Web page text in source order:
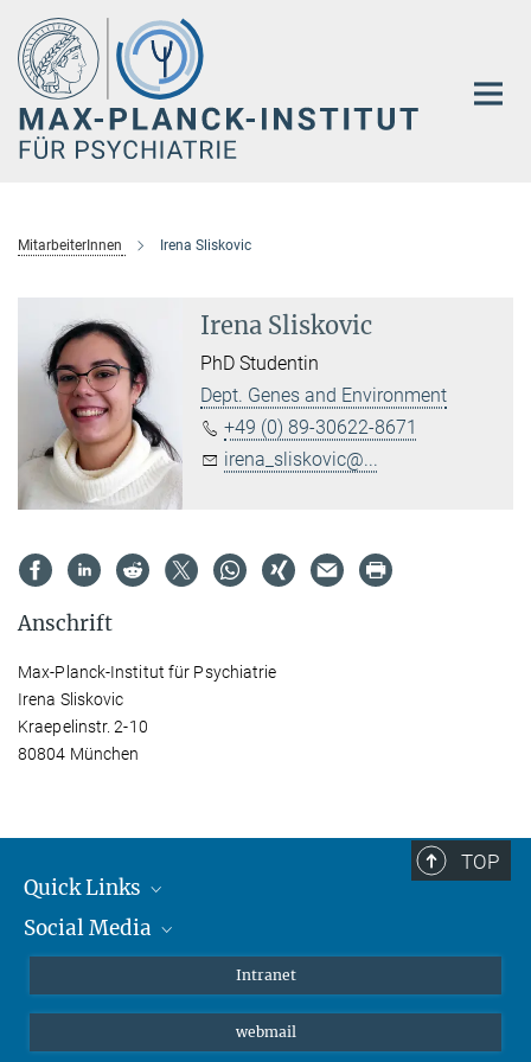
Hauptinhalt
MitarbeiterInnen Irena Sliskovic
Irena Sliskovic
PhD Studentin
Dept. Genes and Environment
+49 (0) 89-30622-8671
irena_sliskovic@...
Anschrift
Max-Planck-Institut für Psychiatrie
Irena Sliskovic
Kraepelinstr. 2-10
80804 München
TOP
Quick Links
Student*innen/Wissenschaftler*innen
Social Media
Bluesky
Intranet
webmail